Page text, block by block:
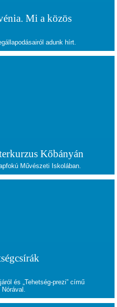
Mi a közös
adunk hírt.
Kőbányán
Művészeti Iskolában.
és „Tehetség-prezi” című